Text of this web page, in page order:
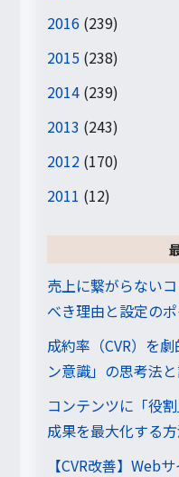
2016 (239)
2015 (238)
2014 (239)
2013 (243)
2012 (170)
2011 (12)
売上に繋がらない
べき理由と設定の
成約率（CVR）を
ン意識」の思考法
コンテンツに「役
成果を最大化する
【CVR改善】Web